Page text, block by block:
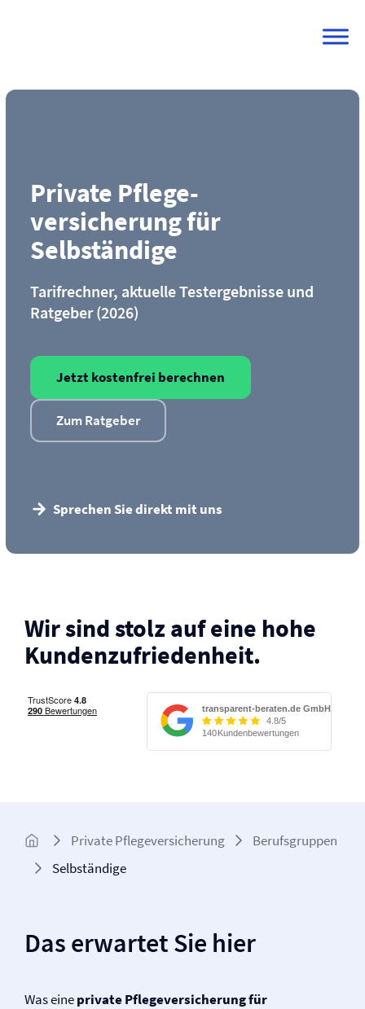
Private Pflege­
versicherung für
Selbständige
Tarifrechner, aktuelle Testergebnisse und
Ratgeber (2026)
Jetzt kostenfrei berechnen
Zum Ratgeber
Sprechen Sie direkt mit uns
Wir sind stolz auf eine hohe
Kunden­zufriedenheit.
Private Pflege­versicherung
Berufsgruppen
Selbständige
Das erwartet Sie hier
Was eineprivate Pflege­versicherung für